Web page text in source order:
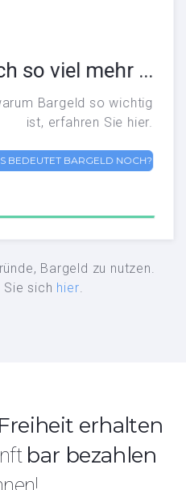
so viel mehr ...
Bargeld so wichtig
ist, erfahren Sie hier.
BEDEUTET BARGELD NOCH?
Bargeld ist
...
Bargeld zu nutzen.
sich hier.
Freiheit erhalten
bar bezahlen